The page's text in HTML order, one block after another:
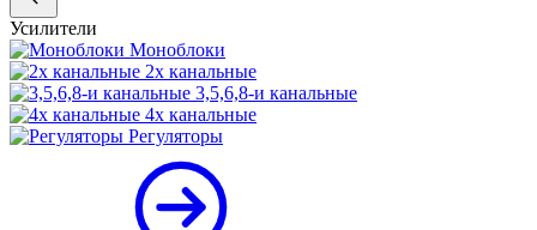
Усилители
Моноблоки
2х канальные
3,5,6,8-и канальные
4х канальные
Регуляторы